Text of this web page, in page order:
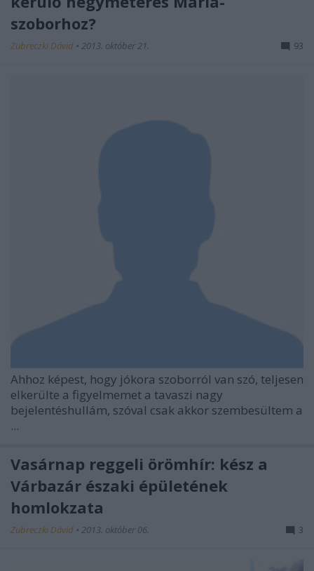
szoborhoz?
Zubreczki Dávid • 2013. október 21. 93
Ahhoz képest, hogy jókora szoborról van szó, teljesen
elkerülte a figyelmemet a tavaszi nagy
bejelentéshullám, szóval csak akkor szembesültem a
...
Vasárnap reggeli örömhír: kész a
Várbazár északi épületének
homlokzata
Zubreczki Dávid • 2013. október 06. 3